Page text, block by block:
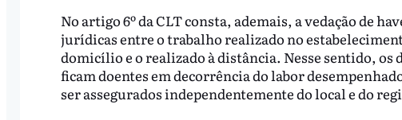
No artigo 6º da CLT consta, ademais, a vedação de
jurídicas entre o trabalho realizado no
domicílio e o realizado à distância. Nesse sentido,
ficam doentes em decorrência do labor
ser assegurados independentemente do local e do